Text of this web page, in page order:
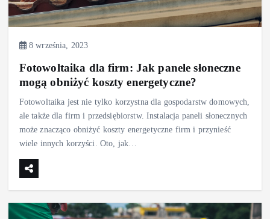
8 września, 2023
Fotowoltaika dla firm: Jak panele słoneczne
mogą obniżyć koszty energetyczne?
Fotowoltaika jest nie tylko korzystna dla gospodarstw domowych,
ale także dla firm i przedsiębiorstw. Instalacja paneli słonecznych
może znacząco obniżyć koszty energetyczne firm i przynieść
wiele innych korzyści. Oto, jak…